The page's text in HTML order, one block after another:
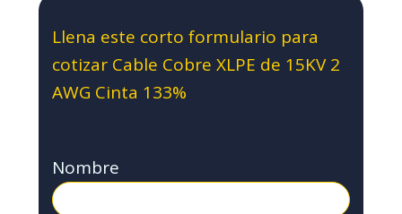
Llena este corto formulario para
cotizar Cable Cobre XLPE de 15KV 2
AWG Cinta 133%
Nombre